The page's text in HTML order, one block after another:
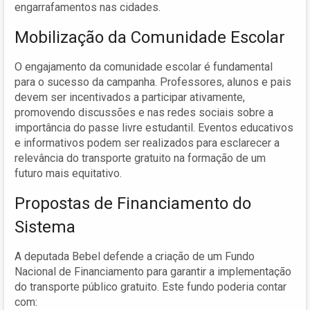
engarrafamentos nas cidades.
Mobilização da Comunidade Escolar
O engajamento da comunidade escolar é fundamental
para o sucesso da campanha. Professores, alunos e pais
devem ser incentivados a participar ativamente,
promovendo discussões e nas redes sociais sobre a
importância do passe livre estudantil. Eventos educativos
e informativos podem ser realizados para esclarecer a
relevância do transporte gratuito na formação de um
futuro mais equitativo.
Propostas de Financiamento do
Sistema
A deputada Bebel defende a criação de um Fundo
Nacional de Financiamento para garantir a implementação
do transporte público gratuito. Este fundo poderia contar
com: